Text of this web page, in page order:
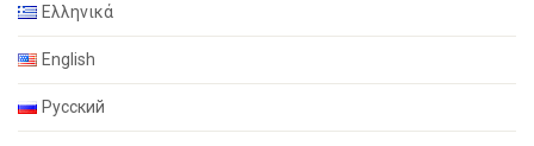
Ελληνικά
English
Русский